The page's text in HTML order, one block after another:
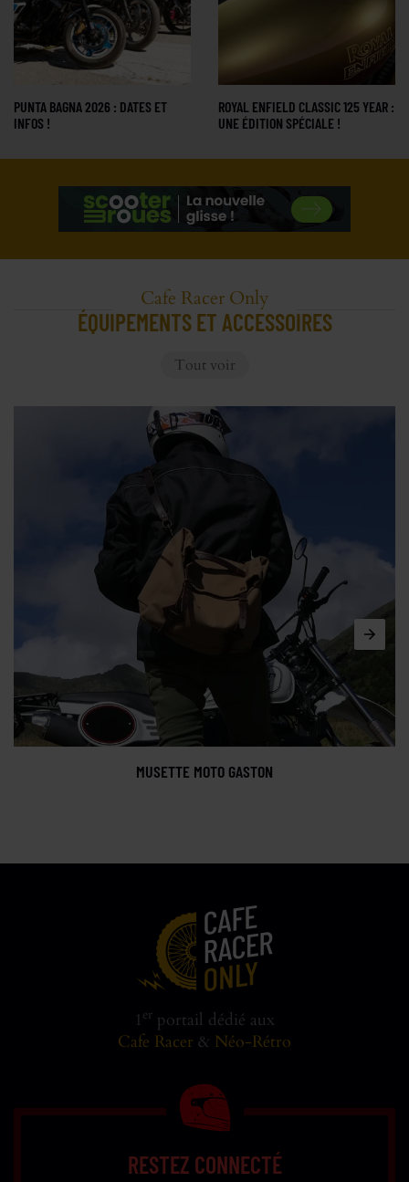
PUNTA BAGNA 2026 : DATES ET
INFOS !
ROYAL ENFIELD CLASSIC 125 YEAR :
UNE ÉDITION SPÉCIALE !
Cafe Racer Only
ÉQUIPEMENTS ET ACCESSOIRES
Tout voir
MUSETTE MOTO GASTON
1 er portail dédié aux
Cafe Racer & Néo-Rétro
RESTEZ CONNECTÉ